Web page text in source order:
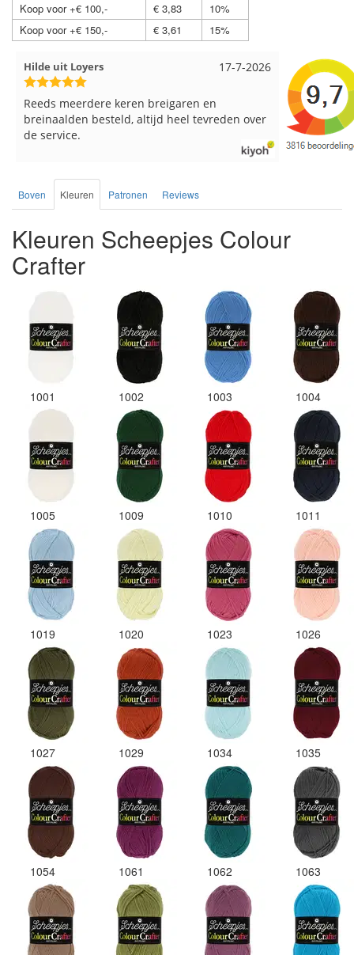
Koop voor +€ 100,-
€ 3,83
10%
Koop voor +€ 150,-
€ 3,61 15%
17-7-2026
uit Loyers
meerdere keren breigaren en
besteld, altijd heel tevreden over
service.
Loes uit
Snelle
Boven Kleuren Patronen Reviews
Kleuren Scheepjes Colour
Crafter
1001 1002 1003 1004
1005 1009 1010 1011
1019 1020 1023 1026
1027 1029 1034 1035
1054 1061 1062 1063